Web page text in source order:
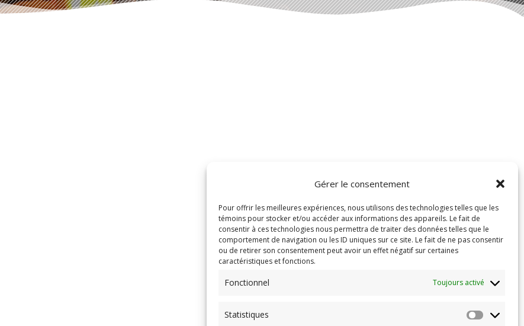
Gérer le consentement
Pour offrir les meilleures expériences, nous utilisons des technologies telles que les
témoins pour stocker et/ou accéder aux informations des appareils. Le fait de
consentir à ces technologies nous permettra de traiter des données telles que le
comportement de navigation ou les ID uniques sur ce site. Le fait de ne pas consentir
ou de retirer son consentement peut avoir un effet négatif sur certaines
caractéristiques et fonctions.
Fonctionnel Toujours activé
Statistiques